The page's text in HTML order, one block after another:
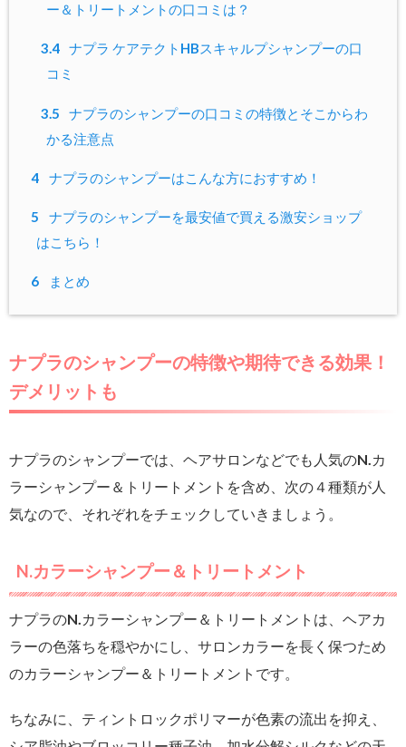
ー＆トリートメントの口コミは？
3.4 ナプラ ケアテクトHBスキャルプシャンプーの口
コミ
3.5
ナプラのシャンプーの口コミの特徴とそこからわ
かる注意点
4 ナプラのシャンプーはこんな方におすすめ！
5
ナプラのシャンプーを最安値で買える激安ショップ
はこちら！
6 まとめ
ナプラのシャンプーの特徴や期待できる効果！
デメリットも
ナプラのシャンプーでは、ヘアサロンなどでも人気のN.カ
ラーシャンプー＆トリートメントを含め、次の４種類が人
気なので、それぞれをチェックしていきましょう。
N.カラーシャンプー＆トリートメント
ナプラのN.カラーシャンプー＆トリートメントは、ヘアカ
ラーの色落ちを穏やかにし、サロンカラーを長く保つため
のカラーシャンプー＆トリートメントです。
ちなみに、ティントロックポリマーが色素の流出を抑え、